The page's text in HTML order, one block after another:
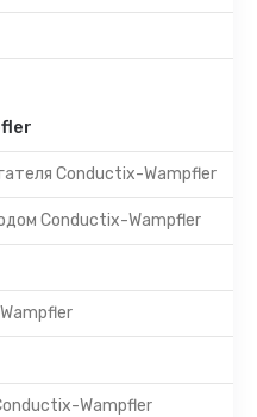
Conductix-Wampfler
Conductix-Wampfler
Wampfler